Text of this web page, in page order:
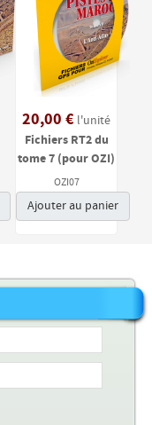
20,00 € l'unité
Fichiers RT2 du
tome 7 (pour OZI)
OZI07
Ajouter au panier